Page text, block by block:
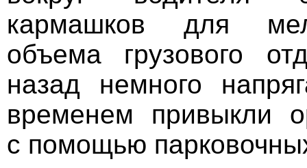
кармашков для
объема грузового
назад немного
временем привыкли
с помощью